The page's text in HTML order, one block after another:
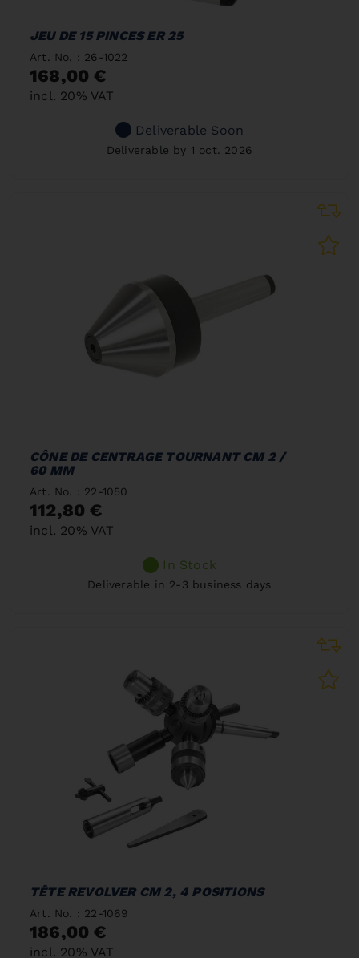
JEU DE 15 PINCES ER 25
Art. No. : 26-1022
168,00 €
incl. 20% VAT
Deliverable Soon
Deliverable by 1 oct. 2026
CÔNE DE CENTRAGE TOURNANT CM 2 /
60 MM
Art. No. : 22-1050
112,80 €
incl. 20% VAT
In Stock
Deliverable in 2-3 business days
TÊTE REVOLVER CM 2, 4 POSITIONS
Art. No. : 22-1069
186,00 €
incl. 20% VAT